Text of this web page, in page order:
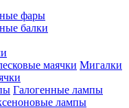
фары
балки
Мигалки
Галогенные лампы